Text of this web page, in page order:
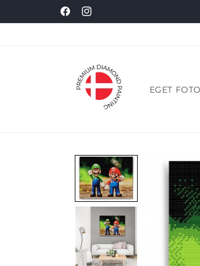
FacebookInstagram
EGET FOTO